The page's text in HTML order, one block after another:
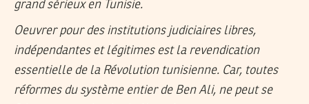
grand sérieux en Tunisie.
Oeuvrer pour des institutions judiciaires libres,
indépendantes et légitimes est la revendication
essentielle de la Révolution tunisienne. Car, toutes
réformes du système entier de Ben Ali, ne peut se